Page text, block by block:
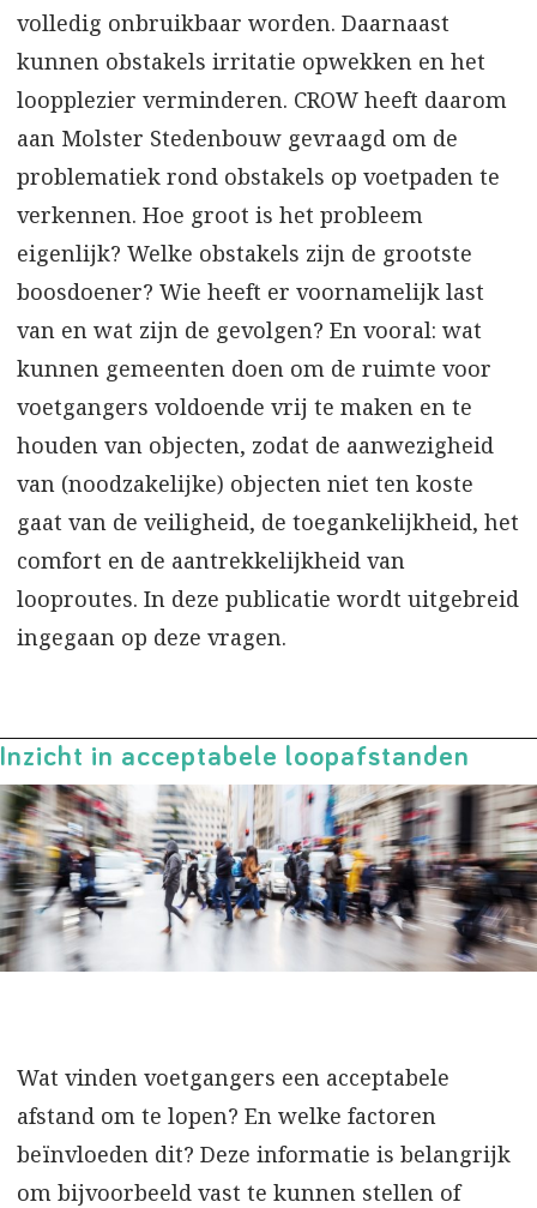
volledig onbruikbaar worden. Daarnaast
kunnen obstakels irritatie opwekken en het
loopplezier verminderen. CROW heeft daarom
aan Molster Stedenbouw gevraagd om de
problematiek rond obstakels op voetpaden te
verkennen. Hoe groot is het probleem
eigenlijk? Welke obstakels zijn de grootste
boosdoener? Wie heeft er voornamelijk last
van en wat zijn de gevolgen? En vooral: wat
kunnen gemeenten doen om de ruimte voor
voetgangers voldoende vrij te maken en te
houden van objecten, zodat de aanwezigheid
van (noodzakelijke) objecten niet ten koste
gaat van de veiligheid, de toegankelijkheid, het
comfort en de aantrekkelijkheid van
looproutes. In deze publicatie wordt uitgebreid
ingegaan op deze vragen.
Inzicht in acceptabele loopafstanden
Wat vinden voetgangers een acceptabele
afstand om te lopen? En welke factoren
beïnvloeden dit? Deze informatie is belangrijk
om bijvoorbeeld vast te kunnen stellen of